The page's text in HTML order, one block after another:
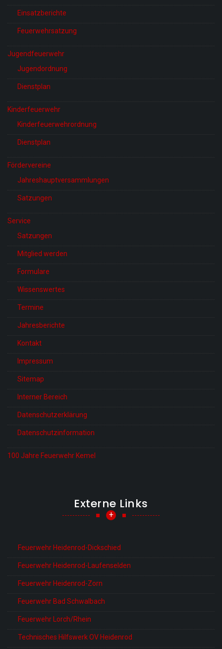
Einsatzberichte
Feuerwehrsatzung
Jugendfeuerwehr
Jugendordnung
Dienstplan
Kinderfeuerwehr
Kinderfeuerwehrordnung
Dienstplan
Fördervereine
Jahreshauptversammlungen
Satzungen
Service
Satzungen
Mitglied werden
Formulare
Wissenswertes
Termine
Jahresberichte
Kontakt
Impressum
Sitemap
Interner Bereich
Datenschutzerklärung
Datenschutzinformation
100 Jahre Feuerwehr Kemel
Externe Links
+
Feuerwehr Heidenrod-Dickschied
Feuerwehr Heidenrod-Laufenselden
Feuerwehr Heidenrod-Zorn
Feuerwehr Bad Schwalbach
Feuerwehr Lorch/Rhein
Technisches Hilfswerk OV Heidenrod